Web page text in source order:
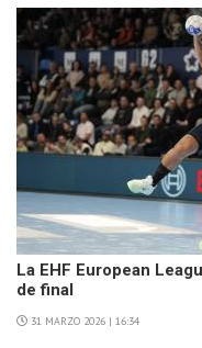
La EHF European
de final
31 MARZO 2026 | 16:34